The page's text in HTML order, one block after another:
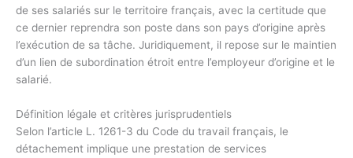
de ses salariés sur le territoire français, avec la certitude que
ce dernier reprendra son poste dans son pays d’origine après
l’exécution de sa tâche. Juridiquement, il repose sur le maintien
d’un lien de subordination étroit entre l’employeur d’origine et le
salarié.
Définition légale et critères jurisprudentiels
Selon l’article L. 1261-3 du Code du travail français, le
détachement implique une prestation de services